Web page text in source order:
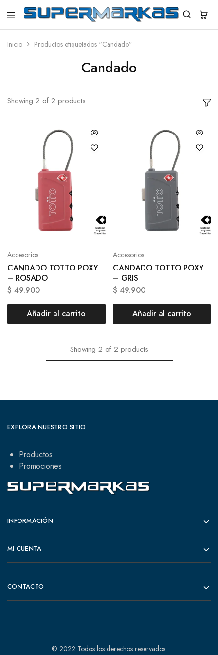
SuperMarkas
Ropa
con
Inicio Productos etiquetados “Candado”
Candado
Showing 2 of 2 products
Accesorios
CANDADO TOTTO POXY
– ROSADO
$ 49.900
Añadir al carrito
Accesorios
CANDADO TOTTO POXY
– GRIS
$ 49.900
Añadir al carrito
Showing 2 of 2 products
EXPLORA NUESTRO SITIO
Productos
Promociones
INFORMACIÓN
MI CUENTA
CONTACTO
© 2022 Todos los derechos reservados.